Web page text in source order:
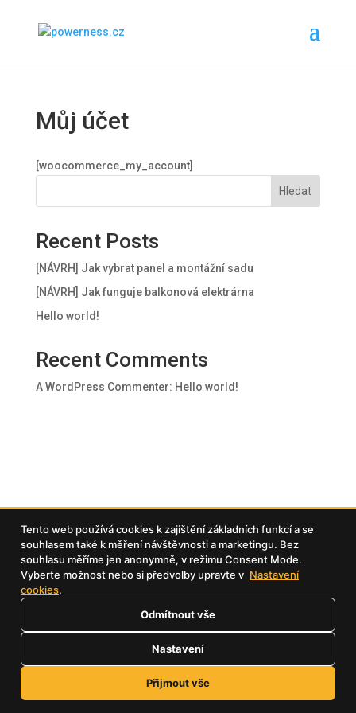
Můj účet
[woocommerce_my_account]
Hledat
Recent Posts
[NÁVRH] Jak vybrat panel a montážní sadu
[NÁVRH] Jak funguje balkonová elektrárna
Hello world!
Recent Comments
A WordPress Commenter: Hello world!
Tento web používá cookies k zajištění základních funkcí a se
souhlasem také k měření návštěvnosti a marketingu. Bez
souhlasu měříme jen anonymně, v režimu Consent Mode.
Vyberte možnost nebo si předvolby upravte v Nastavení
cookies.
Odmítnout vše
Nastavení
Přijmout vše